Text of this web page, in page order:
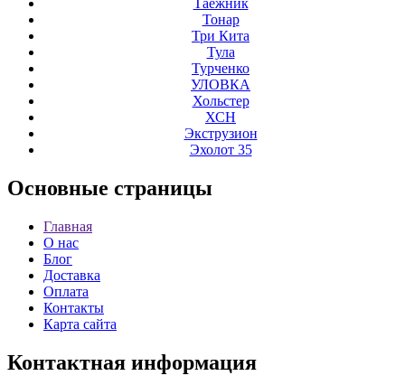
Таёжник
Тонар
Три Кита
Тула
Турченко
УЛОВКА
Хольстер
ХСН
Экструзион
Эхолот 35
Основные страницы
Главная
О нас
Блог
Доставка
Оплата
Контакты
Карта сайта
Контактная информация